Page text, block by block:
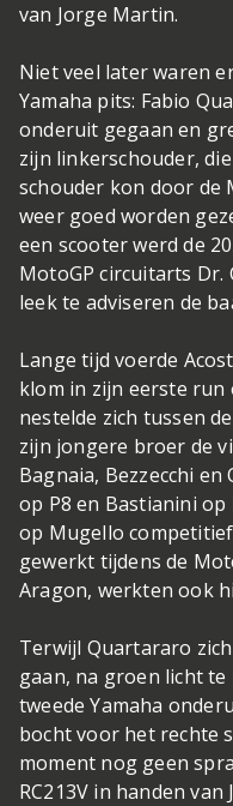
van Jorge Martin.
Niet veel later waren
Yamaha pits: Fabio
onderuit gegaan en
zijn linkerschouder,
schouder kon door de
weer goed worden
een scooter werd de
MotoGP circuitarts Dr.
leek te adviseren de
Lange tijd voerde
klom in zijn eerste run
nestelde zich tussen
zijn jongere broer de
Bagnaia, Bezzecchi
op P8 en Bastianini op
op Mugello
gewerkt tijdens de
Aragon, werkten ook
Terwijl Quartararo
gaan, na groen licht
tweede Yamaha
bocht voor het rechte
moment nog geen
RC213V in handen